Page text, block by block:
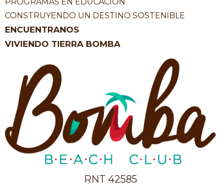
CONSTRUYENDO UN DESTINO SOSTENIBLE
ENCUENTRANOS
VIVIENDO TIERRA BOMBA
RNT 42585